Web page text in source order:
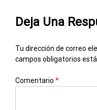
Deja Una
Tu dirección de correo
campos obligatorios
Comentario *